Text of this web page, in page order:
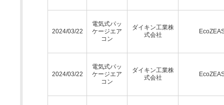
2024/03/22
電気式パッ
ケージエア
コン
ダイキン工業株
式会社
2024/03/22
電気式パッ
ケージエア
コン
ダイキン工業株
式会社